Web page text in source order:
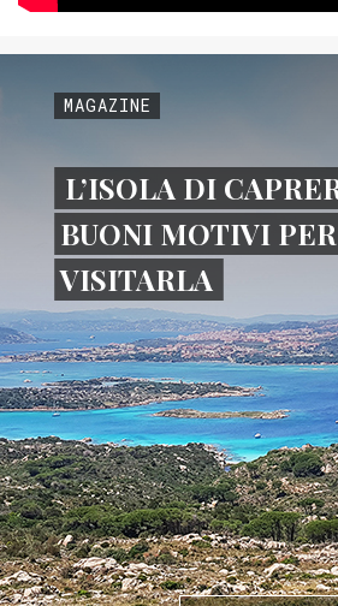
MAGAZINE
L’ISOLA DI
BUONI MOTIVI PER
VISITARLA